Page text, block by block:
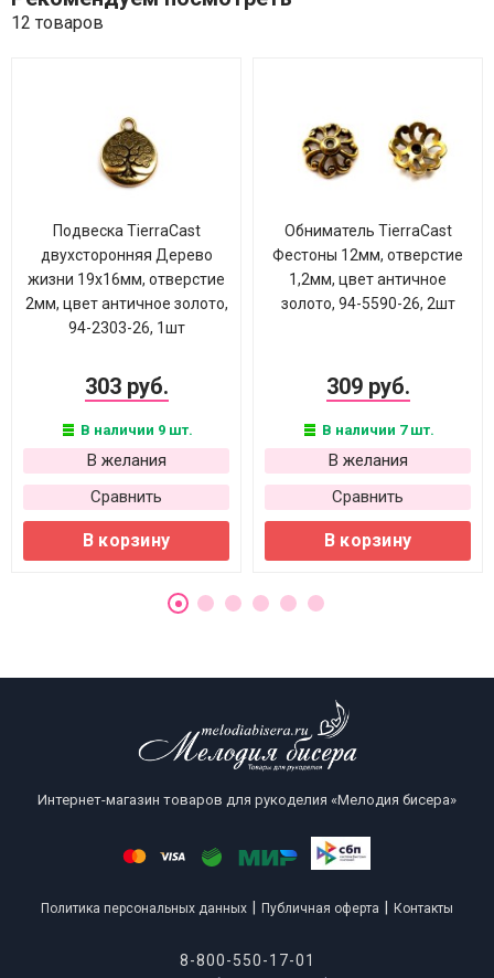
12 товаров
Подвеска TierraCast
двухсторонняя Дерево
жизни 19х16мм, отверстие
2мм, цвет античное золото,
94-2303-26, 1шт
303 руб.
В наличии 9 шт.
В желания
Сравнить
В корзину
Обниматель TierraCast
Фестоны 12мм, отверстие
1,2мм, цвет античное
золото, 94-5590-26, 2шт
309 руб.
В наличии 7 шт.
В желания
Сравнить
В корзину
Интернет-магазин товаров для рукоделия «Мелодия бисера»
Политика персональных данных Публичная оферта Контакты
8-800-550-17-01